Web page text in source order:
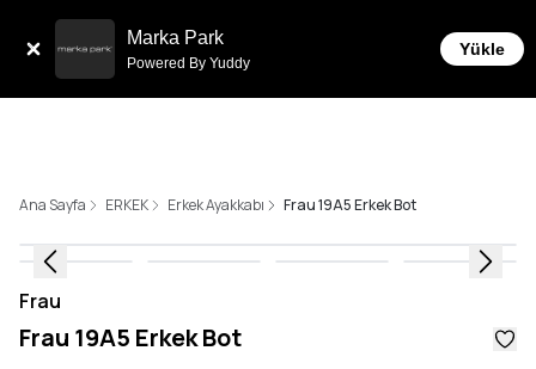
Marka Park
Powered By Yuddy
Yükle
Ana Sayfa ERKEK Erkek Ayakkabı Frau 19A5 Erkek Bot
Frau
Frau 19A5 Erkek Bot